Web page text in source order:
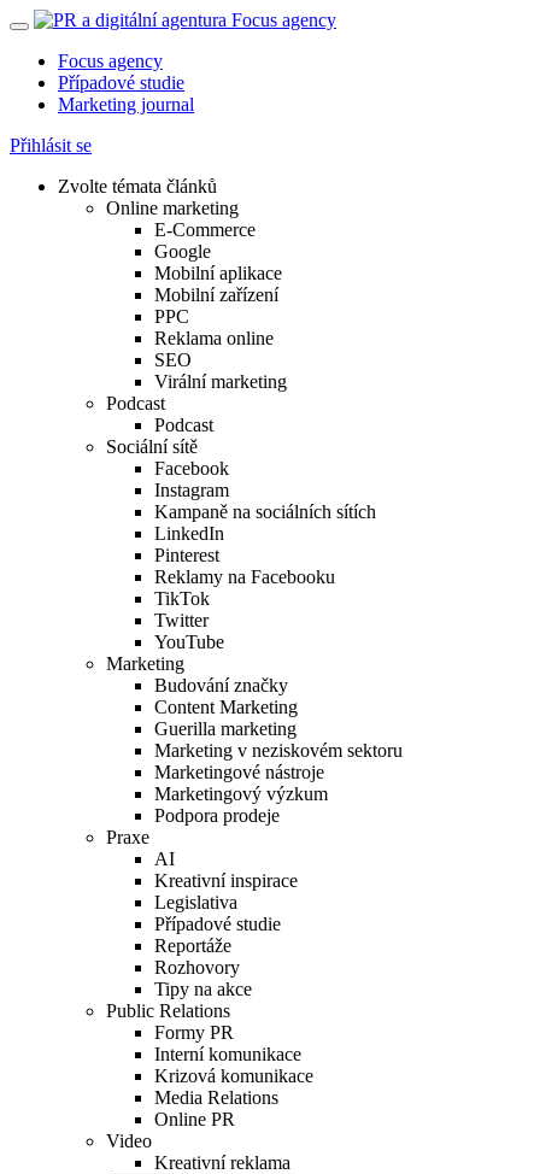
Focus agency
Případové studie
Marketing journal
Přihlásit se
Zvolte témata článků
Online marketing
E-Commerce
Google
Mobilní aplikace
Mobilní zařízení
PPC
Reklama online
SEO
Virální marketing
Podcast
Podcast
Sociální sítě
Facebook
Instagram
Kampaně na sociálních sítích
LinkedIn
Pinterest
Reklamy na Facebooku
TikTok
Twitter
YouTube
Marketing
Budování značky
Content Marketing
Guerilla marketing
Marketing v neziskovém sektoru
Marketingové nástroje
Marketingový výzkum
Podpora prodeje
Praxe
AI
Kreativní inspirace
Legislativa
Případové studie
Reportáže
Rozhovory
Tipy na akce
Public Relations
Formy PR
Interní komunikace
Krizová komunikace
Media Relations
Online PR
Video
Kreativní reklama